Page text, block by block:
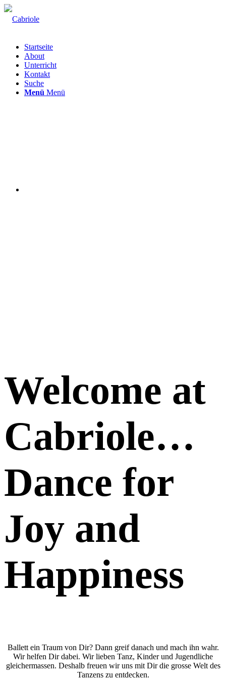
Startseite
About
Unterricht
Kontakt
Suche
Menü Menü
Welcome at
Cabriole…
Dance for
Joy and
Happiness
Ballett ein Traum von Dir? Dann greif danach und mach ihn wahr.
Wir helfen Dir dabei. Wir lieben Tanz, Kinder und Jugendliche
gleichermassen. Deshalb freuen wir uns mit Dir die grosse Welt des
Tanzens zu entdecken.